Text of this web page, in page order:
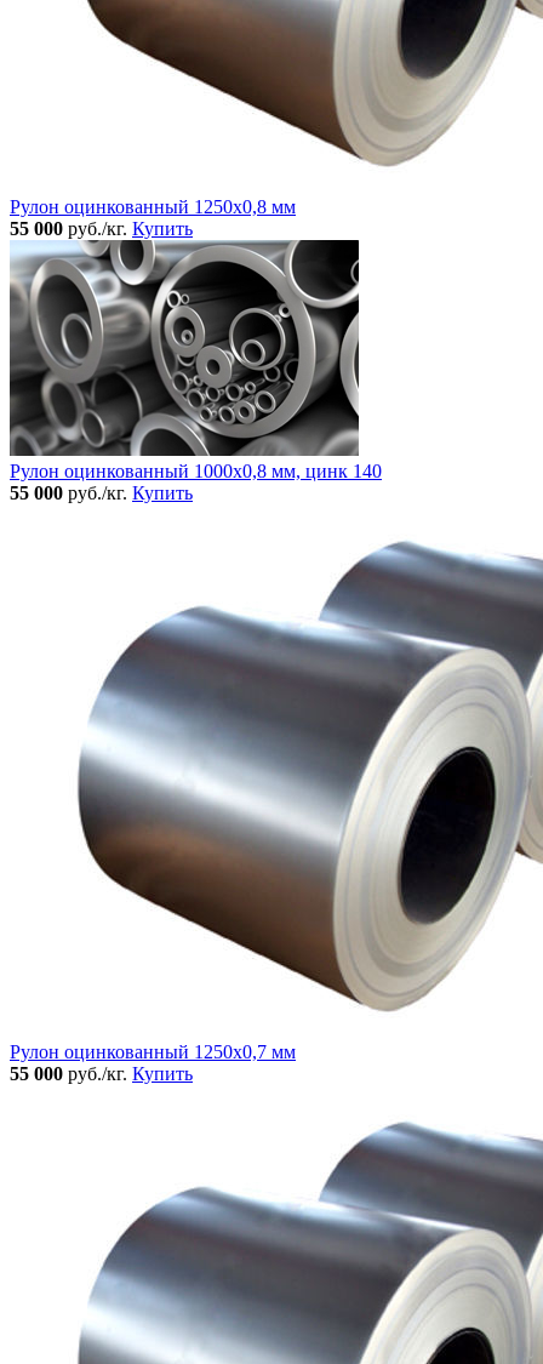
Рулон оцинкованный 1250х0,8 мм
55 000 руб./кг. Купить
Рулон оцинкованный 1000х0,8 мм, цинк 140
55 000 руб./кг. Купить
Рулон оцинкованный 1250х0,7 мм
55 000 руб./кг. Купить